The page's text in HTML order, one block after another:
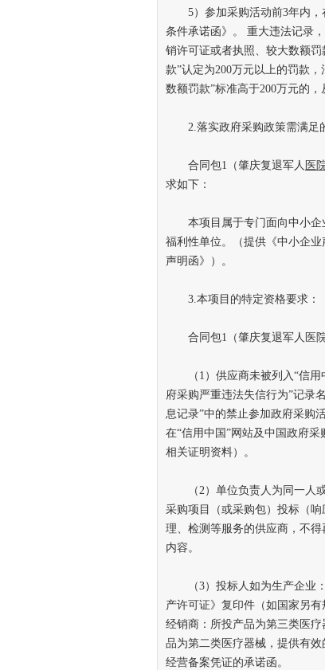
5）参加采购活动前3年内，
条件承诺函》。 重大违法记录
销许可证或者执照、较大数额
款”认定为200万元以上的罚款
数额罚款”标准高于200万元的，
2.落实政府采购政策需满足
合同包1（肇庆复退军人 医
求如下：
本项目属于专门面向中小企
福利性单位。（提供《中小企
声明函》）。
3.本项目的特定资格要求：
合同包1（肇庆复退军人医院
（1）供应商未被列入“信用
府采购严重违法失信行为”记录
息记录”中的禁止参加政府采购
在“信用中国”网站及中国政府
相关证明资料）。
（2）单位负责人为同一人或
采购项目（或采购包）投标（
理、检测等服务的供应商，不
内容。
（3）投标人如为生产企业：
产许可证》复印件（如国家另
经销商：所投产品为第三类医
品为第二类医疗器械，提供有
经营备案凭证的承诺函。